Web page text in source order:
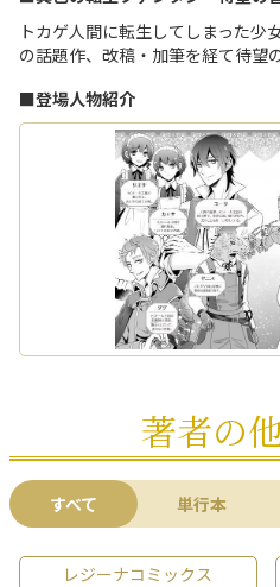
トカゲ人間に転生してしまった
の話題作、改稿・加筆を経て待望
■登場人物紹介
著者の
すべて 単行本
レジーナコミックス